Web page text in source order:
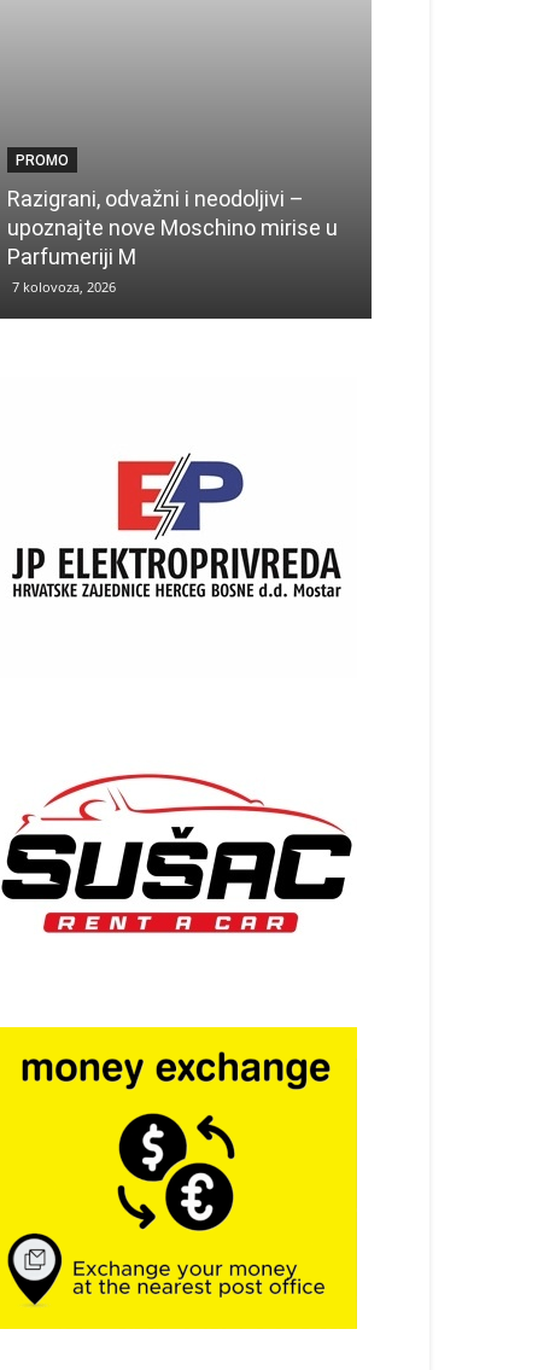
PROMO
Razigrani, odvažni i neodoljivi –
upoznajte nove Moschino mirise u
Parfumeriji M
7 kolovoza, 2026